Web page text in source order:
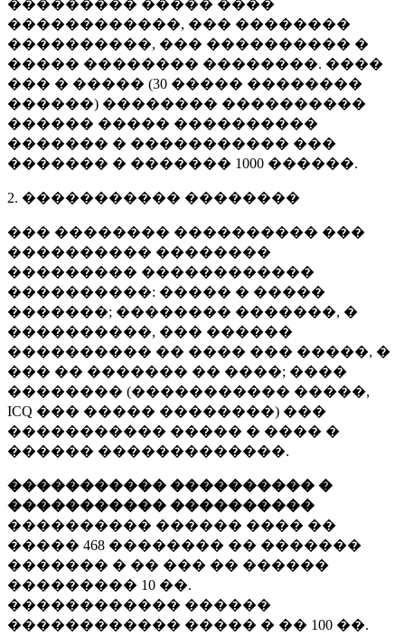
��������� ����� ����
������������, ��� ��������
����������, ��� ���������� �
����� �������� ��������. ����
��� � ����� (30 ����� ��������
������) �������� ����������
������ ����� ����������
������� � ����������� ���
������� � ������� 1000 ������.
2. ����������� ��������
��� �������� ���������� ���
���������� ��������
��������� ������������
����������: ����� � �����
�������; �������� �������, �
����������, ��� ������
���������� �� ���� ��� �����, �
��� �� ������� �� ����; ����
�������� (����������� �����,
ICQ ��� ����� ��������) ���
����������� ����� � ���� �
������ �������������.
����������� ���������� �
����������� ����������
���������� ������ ���� ��
����� 468 �������� �� �������
������� � �� ��� �� ������
��������� 10 ��.
������������ ������
������������ ����� � �� 100 ��.